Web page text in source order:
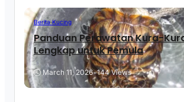
Berita Kucing
Panduan Perawatan Kura-
Lengkap untuk Pemula
March 11, 2026•144 Views